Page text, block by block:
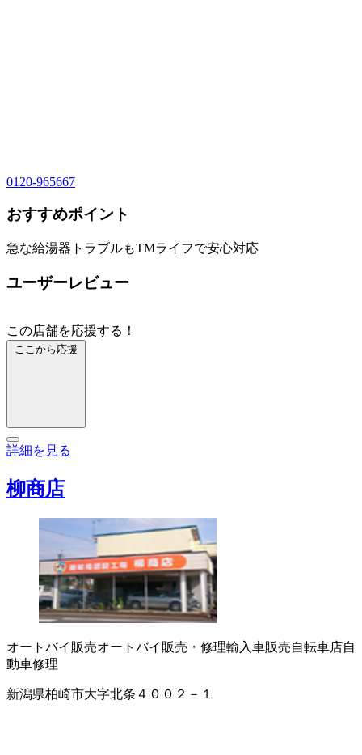
0120-965667
おすすめポイント
急な給湯器トラブルもTMライフで安心対応
ユーザーレビュー
この店舗を応援する！
ここから応援
詳細を見る
柳商店
オートバイ販売オートバイ販売・修理輸入車販売自転車店自
動車修理
新潟県柏崎市大字北条４００２－１